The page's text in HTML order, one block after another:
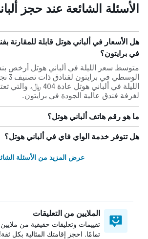
الأسئلة الشائعة عند حجز
في برايتون؟
الليلة في ألباني هوتل
لغرفة فندق عالية الجودة في برايتون.
ما هو رقم هاتف ألباني هوتل؟
هل تتوفر خدمة الواي فاي في ألباني هوتل؟
عرض المزيد من الأسئلة
الملايين من التعليقات
تقييمات وتعليقات حقيقية من ملايين
تمامًا. احجز إقامتك المثالية بكل ثقة!